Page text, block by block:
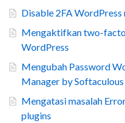
Disable 2FA
Mengaktifkan two-
WordPress
Mengubah Password
Manager by Softaculous
Mengatasi masalah
plugins